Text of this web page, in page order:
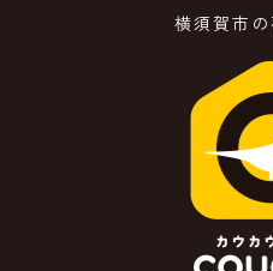
横須賀市